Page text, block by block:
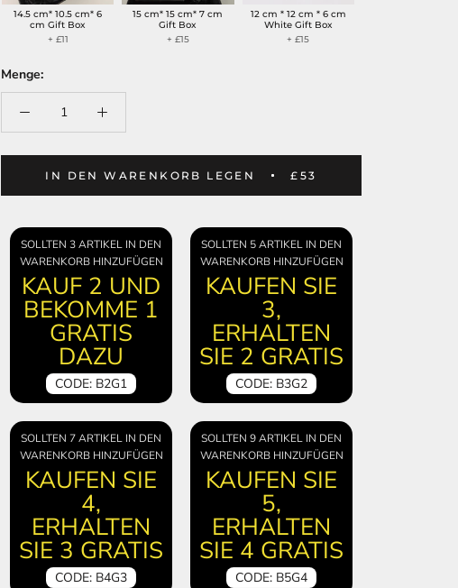
14.5 cm* 10.5 cm* 6
cm Gift Box
+ £11
15 cm* 15 cm* 7 cm
Gift Box
+ £15
12 cm * 12 cm * 6 cm
White Gift Box
+ £15
Menge:
IN DEN WARENKORB LEGEN £53
SOLLTEN 3 ARTIKEL IN DEN
WARENKORB HINZUFÜGEN
KAUF 2 UND
BEKOMME 1
GRATIS
DAZU
CODE: B2G1
SOLLTEN 5 ARTIKEL IN DEN
WARENKORB HINZUFÜGEN
KAUFEN SIE
3,
ERHALTEN
SIE 2 GRATIS
CODE: B3G2
SOLLTEN 7 ARTIKEL IN DEN
WARENKORB HINZUFÜGEN
KAUFEN SIE
4,
ERHALTEN
SIE 3 GRATIS
CODE: B4G3
SOLLTEN 9 ARTIKEL IN DEN
WARENKORB HINZUFÜGEN
KAUFEN SIE
5,
ERHALTEN
SIE 4 GRATIS
CODE: B5G4